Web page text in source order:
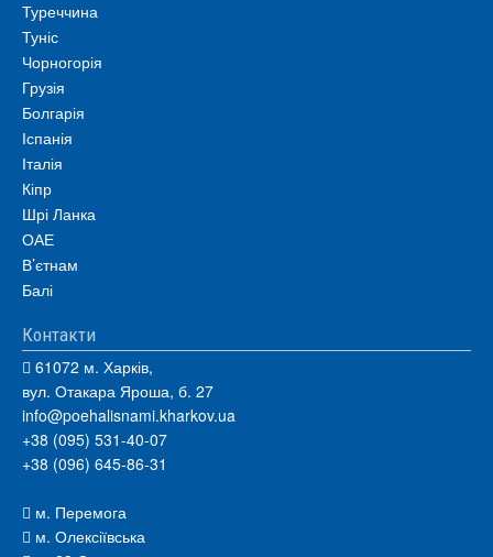
Туреччина
Туніс
Чорногорія
Грузія
Болгарія
Іспанія
Італія
Кіпр
Шрі Ланка
ОАЕ
В’єтнам
Балі
Контакти
61072 м. Харків,
вул. Отакара Яроша, б. 27
info@poehalisnami.kharkov.ua
+38 (095) 531-40-07
+38 (096) 645-86-31
м. Перемога
м. Олексіївська